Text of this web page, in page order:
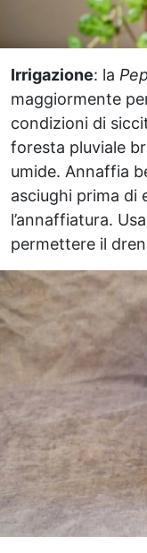
Irrigazione: la
maggiormente
condizioni di
foresta pluviale
umide. Annaffia
asciughi prima di
l’annaffiatura.
permettere il